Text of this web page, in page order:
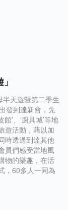
天遊暨第二季生
發到達新會，先
’、‘廚具城’等地
遊活動，藉以加
時透過到達其他
員們感受當地風
物的樂趣，在活
，60多人一同為